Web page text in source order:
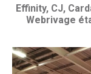
Effinity, CJ,
Webrivage